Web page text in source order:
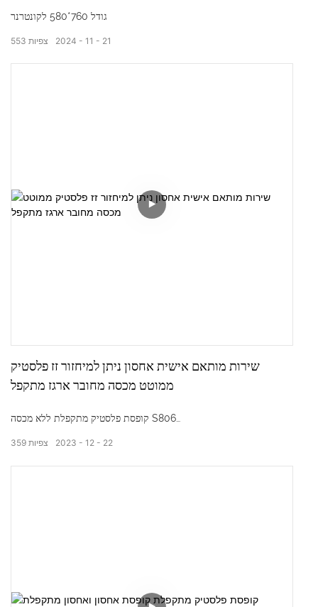
גודל 760*580 לקונטרנר
2024 11 21
553 צפיות
שירות מותאם אישית אחסון ניתן למיחזור זז פלסטיק
ממוטט מכסה מחובר ארגז מתקפל
קופסת פלסטיק מתקפלת ללא מכסה S806
2023 12 22
359 צפיות